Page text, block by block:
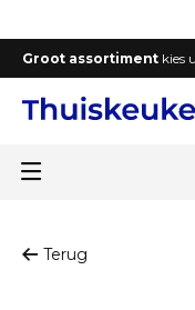
Groot assortiment kies
Terug